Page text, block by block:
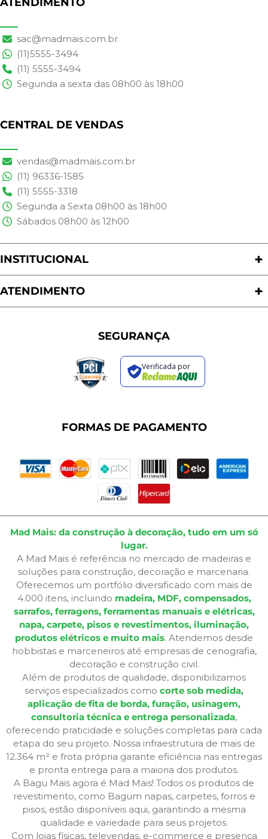
sac@madmais.com.br
(11)5555-3494
(11) 5555-3494
Segunda a sexta das 08h00 às 18h00
CENTRAL DE VENDAS
vendas@madmais.com.br
(11) 96336-1585
(11) 5555-3318
Segunda a Sexta 08h00 às 18h00
Sábados 08h00 às 12h00
INSTITUCIONAL
Quem Somos
Nossas Lojas
ATENDIMENTO
Política de Privacidade
Trocas e Devoluções
Regras de Promoções
Termos de Uso
Plano de Corte
SEGURANÇA
Verificada por
FORMAS DE PAGAMENTO
Mad Mais: da construção à decoração, tudo em um só
lugar.
A Mad Mais é referência no mercado de madeiras e
soluções para construção, decoração e marcenaria.
Oferecemos um portfólio diversificado com mais de
4.000 itens, incluindo madeira, MDF, compensados,
sarrafos, ferragens, ferramentas manuais e elétricas,
napa, carpete, pisos e revestimentos, iluminação,
produtos elétricos e muito mais. Atendemos desde
hobbistas e marceneiros até empresas de cenografia,
decoração e construção civil.
Além de produtos de qualidade, disponibilizamos
serviços especializados como corte sob medida,
aplicação de fita de borda, furação, usinagem,
consultoria técnica e entrega personalizada,
oferecendo praticidade e soluções completas para cada
etapa do seu projeto. Nossa infraestrutura de mais de
12.364 m² e frota própria garante eficiência nas entregas
e pronta entrega para a maioria dos produtos.
A Bagu Mais agora é Mad Mais! Todos os produtos de
revestimento, como Bagum napas, carpetes, forros e
pisos, estão disponíveis aqui, garantindo a mesma
qualidade e variedade para seus projetos.
Com lojas físicas, televendas, e-commerce e presença